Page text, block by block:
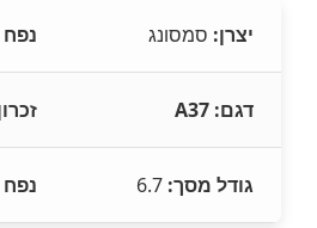
יצרן: סמסונג
דגם: A37
גודל מסך: 6.7